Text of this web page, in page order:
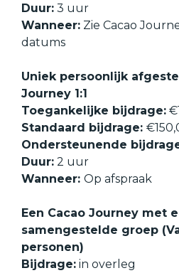
Duur: 3 uur
Wanneer: Zie Cacao
datums
Uniek persoonlijk
Journey 1:1
Toegankelijke bijdrage:
Standaard bijdrage:
Ondersteunende
Duur: 2 uur
Wanneer: Op afspraak
Een Cacao Journey met
samengestelde groep
personen)
Bijdrage: in overleg